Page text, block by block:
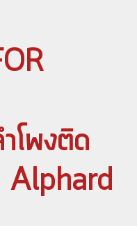
โพงติด
Alphard